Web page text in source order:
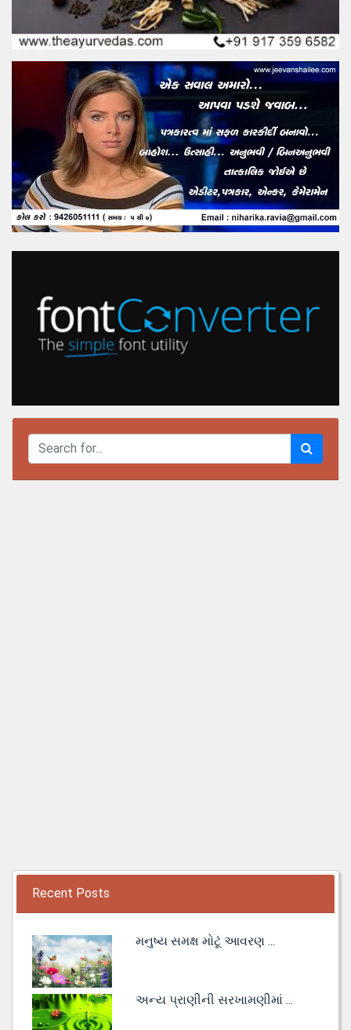
Recent Posts
મનુષ્ય સમક્ષ મોટૂં આવરણ ...
અન્ય પ્રાણીની સરખામણીમાં ...